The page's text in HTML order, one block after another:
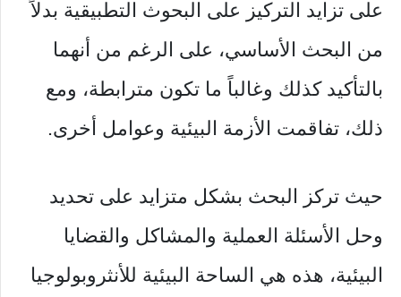
على تزايد التركيز على البحوث التطبيقية بدلاً
من البحث الأساسي، على الرغم من أنهما
بالتأكيد كذلك وغالباً ما تكون مترابطة، ومع
ذلك، تفاقمت الأزمة البيئية وعوامل أخرى.
حيث تركز البحث بشكل متزايد على تحديد
وحل الأسئلة العملية والمشاكل والقضايا
البيئية، هذه هي الساحة البيئية للأنثروبولوجيا